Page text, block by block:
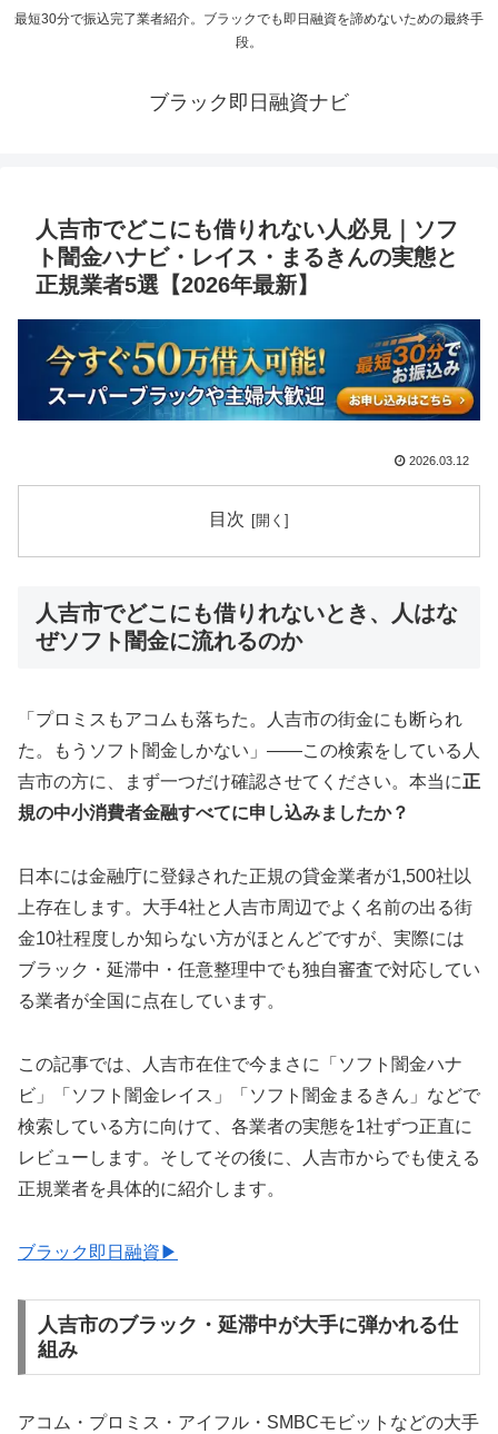
最短30分で振込完了業者紹介。ブラックでも即日融資を諦めないための最終手
段。
ブラック即日融資ナビ
人吉市でどこにも借りれない人必見｜ソフ
ト闇金ハナビ・レイス・まるきんの実態と
正規業者5選【2026年最新】
2026.03.12
目次
人吉市でどこにも借りれないとき、人はな
ぜソフト闇金に流れるのか
「プロミスもアコムも落ちた。人吉市の街金にも断られ
た。もうソフト闇金しかない」——この検索をしている人
吉市の方に、まず一つだけ確認させてください。本当に正
規の中小消費者金融すべてに申し込みましたか？
日本には金融庁に登録された正規の貸金業者が1,500社以
上存在します。大手4社と人吉市周辺でよく名前の出る街
金10社程度しか知らない方がほとんどですが、実際には
ブラック・延滞中・任意整理中でも独自審査で対応してい
る業者が全国に点在しています。
この記事では、人吉市在住で今まさに「ソフト闇金ハナ
ビ」「ソフト闇金レイス」「ソフト闇金まるきん」などで
検索している方に向けて、各業者の実態を1社ずつ正直に
レビューします。そしてその後に、人吉市からでも使える
正規業者を具体的に紹介します。
ブラック即日融資▶
人吉市のブラック・延滞中が大手に弾かれる仕
組み
アコム・プロミス・アイフル・SMBCモビットなどの大手